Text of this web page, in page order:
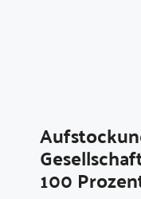
100